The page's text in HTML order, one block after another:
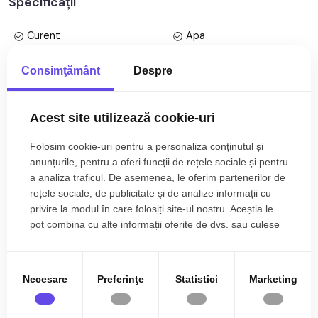
Parter + 3 Etaje; Anul constructiei 2012, structura caramida.
• Hol;
• Living + Bucatarie openspace;
• 2 Dormitoare;
Finisajele interioare sunt clasice:
• Usa intrare: metal;
• Usi interioare: celulare;
• Tamplarie ferestre: pvc, termopan;
• Pereti: vopsea lavabila, faianta;
• Bucatarie: mobilata, utilata;
• Mobilat: complet;
Curent
Apa
CATV
Acces internet
Fibra optica
Exterior
Bloc izolat termic
Vopsea lavabila
Faianta
Parchet
Gresie
Mobilata
Utilata
Mai multe specificații
Daniel Andrei
Consimţământ Despre
Acest site utilizează cookie-uri
Folosim cookie-uri pentru a personaliza conținutul și
anunțurile, pentru a oferi funcţii de rețele sociale și pentru
a analiza traficul. De asemenea, le oferim partenerilor de
rețele sociale, de publicitate şi de analize informații cu
privire la modul în care folosiți site-ul nostru. Aceștia le
pot combina cu alte informații oferite de dvs. sau culese
Necesare Preferinţe Statistici Marketing